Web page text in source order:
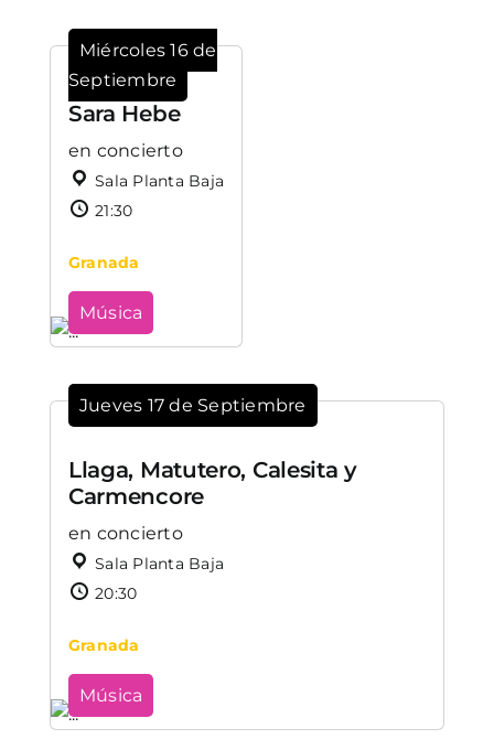
Miércoles 16 de
Septiembre
Sara Hebe
en concierto
Sala Planta Baja
21:30
Granada
Música
Jueves 17 de Septiembre
Llaga, Matutero, Calesita y
Carmencore
en concierto
Sala Planta Baja
20:30
Granada
Música